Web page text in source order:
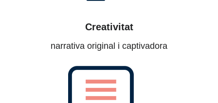
Creativitat
narrativa original i captivadora